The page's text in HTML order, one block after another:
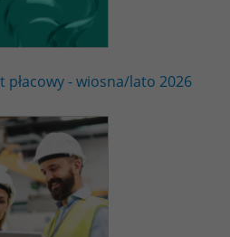
- wiosna/lato 2026